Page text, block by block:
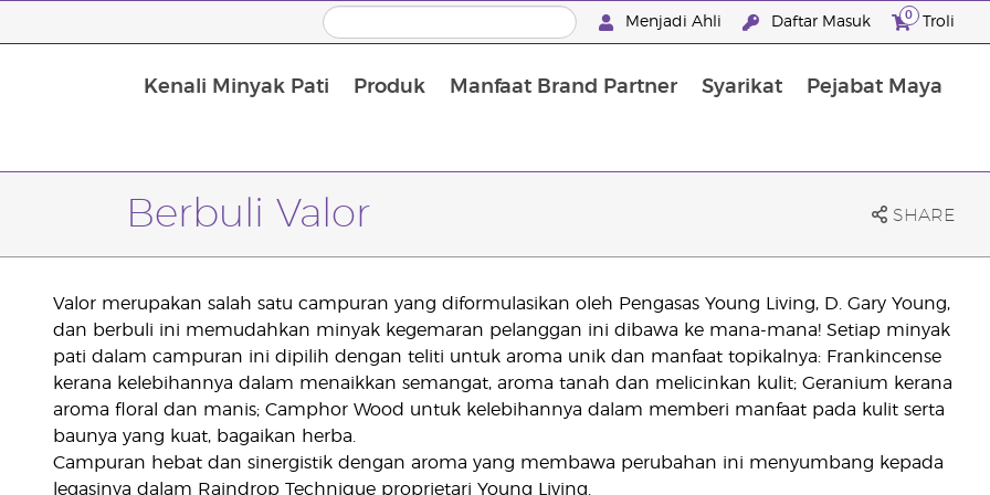
Menjadi Ahli Daftar Masuk 0 Troli
Kenali Minyak Pati Produk Manfaat Brand Partner Syarikat Pejabat Maya
Berbuli Valor SHARE
Valor merupakan salah satu campuran yang diformulasikan oleh Pengasas Young Living, D. Gary Young,
dan berbuli ini memudahkan minyak kegemaran pelanggan ini dibawa ke mana-mana! Setiap minyak
pati dalam campuran ini dipilih dengan teliti untuk aroma unik dan manfaat topikalnya: Frankincense
kerana kelebihannya dalam menaikkan semangat, aroma tanah dan melicinkan kulit; Geranium kerana
aroma floral dan manis; Camphor Wood untuk kelebihannya dalam memberi manfaat pada kulit serta
baunya yang kuat, bagaikan herba.
Campuran hebat dan sinergistik dengan aroma yang membawa perubahan ini menyumbang kepada
legasinya dalam Raindrop Technique proprietari Young Living.